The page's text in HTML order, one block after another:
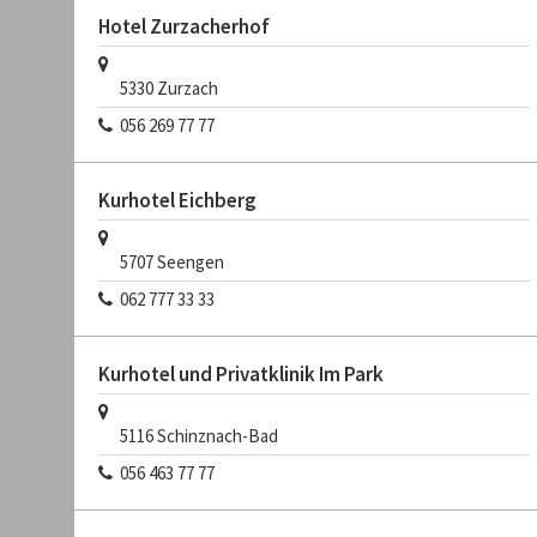
Hotel Zurzacherhof
5330 Zurzach
056 269 77 77
Kurhotel Eichberg
5707Seengen
062 777 33 33
Kurhotel und Privatklinik Im Park
5116Schinznach-Bad
056 463 77 77